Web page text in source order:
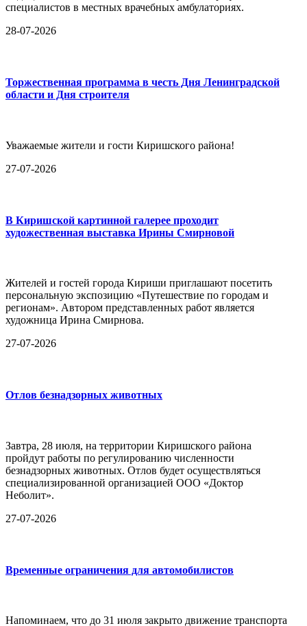
специалистов в местных врачебных амбулаториях.
28-07-2026
Торжественная программа в честь Дня Ленинградской
области и Дня строителя
Уважаемые жители и гости Киришского района!
27-07-2026
В Киришской картинной галерее проходит
художественная выставка Ирины Смирновой
Жителей и гостей города Кириши приглашают посетить
персональную экспозицию «Путешествие по городам и
регионам». Автором представленных работ является
художница Ирина Смирнова.
27-07-2026
Отлов безнадзорных животных
Завтра, 28 июля, на территории Киришского района
пройдут работы по регулированию численности
безнадзорных животных. Отлов будет осуществляться
специализированной организацией ООО «Доктор
Неболит».
27-07-2026
Временные ограничения для автомобилистов
Напоминаем, что до 31 июля закрыто движение транспорта